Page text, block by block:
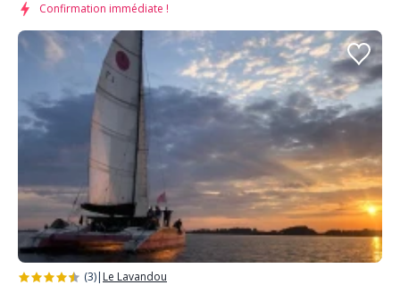
Confirmation immédiate !
(3)| Le Lavandou